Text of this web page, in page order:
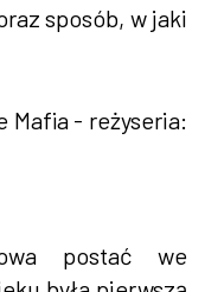
sposób, w jaki
- reżyseria:
postać we